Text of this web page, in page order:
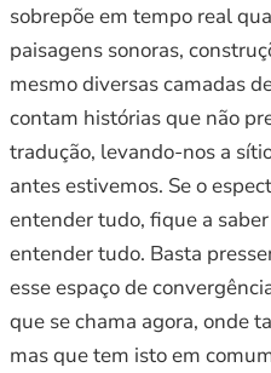
sobrepõe em tempo real
paisagens sonoras,
mesmo diversas camadas
contam histórias que não
tradução, levando-nos a
antes estivemos. Se o
entender tudo, fique a
entender tudo. Basta
esse espaço de
que se chama agora, onde
mas que tem isto em